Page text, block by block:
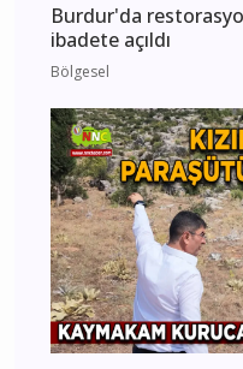
Burdur'da
ibadete açıldı
Bölgesel